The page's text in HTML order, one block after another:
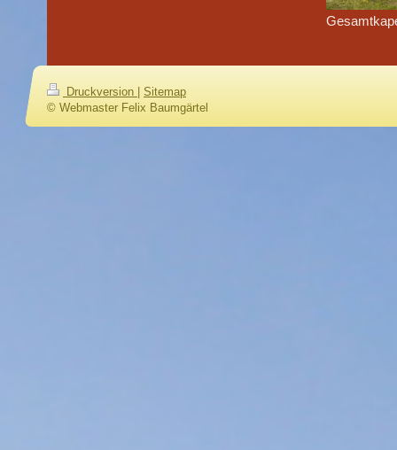
Druckversion
Sitemap
© Webmaster Felix Baumgärtel